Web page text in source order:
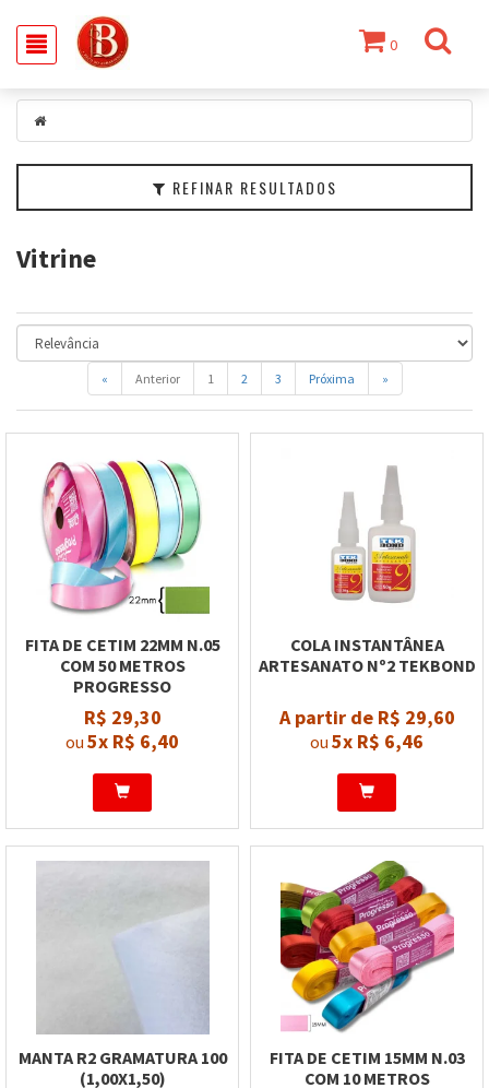
0
REFINAR RESULTADOS
Filtrar
Categorias
Marcas
Faixa
Preço
Vitrine
« Anterior 1 2 3 Próxima »
FITA DE CETIM 22MM N.05
COM 50 METROS
PROGRESSO
R$ 29,30
ou 5x R$ 6,40
COLA INSTANTÂNEA
ARTESANATO Nº2 TEKBOND
A partir de R$ 29,60
ou 5x R$ 6,46
MANTA R2 GRAMATURA 100
(1,00X1,50)
FITA DE CETIM 15MM N.03
COM 10 METROS